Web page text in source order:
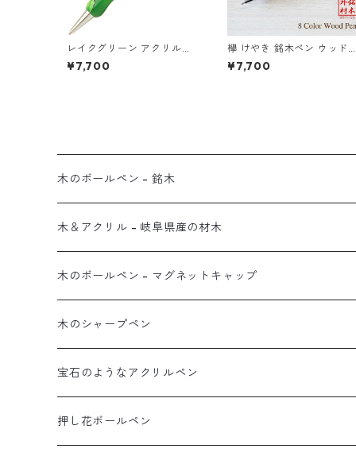
レイクグリーン アクリルペ
ン Green TMA1600
¥7,700
欅 けやき 銘木ペン ウッド
木のボールペン クロスタイ
プ TWD1601
¥7,700
木のボールペン - 銘木
木＆アクリル - 岐阜県産の材木
木のボールペン - マグネットキャップ
木のシャープペン
宝石のようなアクリルペン
押し花ボールペン